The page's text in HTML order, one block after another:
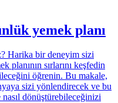
yemek planı
Harika bir deneyim sizi
sırlarını keşfedin
öğrenin. Bu makale,
sizi yönlendirecek ve bu
dönüştürebileceğinizi